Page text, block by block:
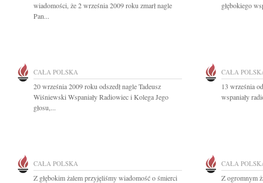
wiadomości, że 2 września 2009 roku zmarł nagle
Pan...
głębokiego
CAŁA POLSKA
20 września 2009 roku odszedł nagle Tadeusz
Wiśniewski Wspaniały Radiowiec i Kolega Jego
głosu,...
CAŁA
13 września
wspaniały
CAŁA POLSKA
Z głębokim żalem przyjęliśmy wiadomość o śmierci
CAŁA
Z ogromnym